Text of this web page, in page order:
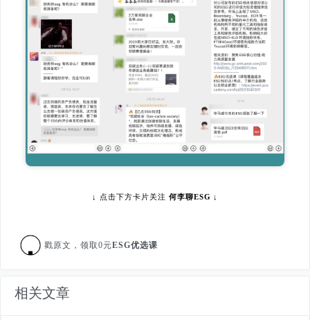
↓ 点击下方卡片关注 何李聊ESG ↓
戳原文，领取0元ESG优选课
相关文章